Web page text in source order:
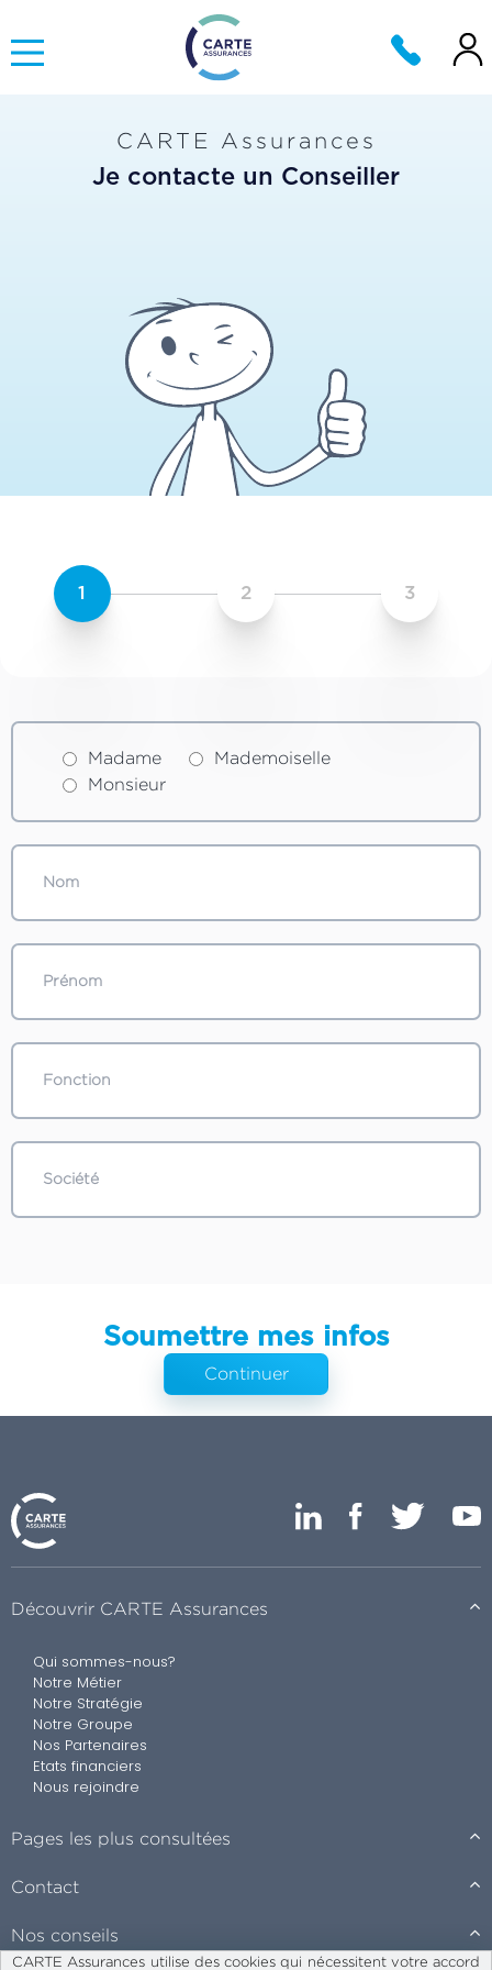
CARTE Assurances
Je contacte un Conseiller
1 2 3
Madame
Mademoiselle
Monsieur
Soumettre mes infos
Continuer
Découvrir CARTE Assurances
Qui sommes-nous?
Notre Métier
Notre Stratégie
Notre Groupe
Nos Partenaires
Etats financiers
Nous rejoindre
Pages les plus consultées
Contact
Nos conseils
CARTE Assurances utilise des cookies qui nécessitent votre accord